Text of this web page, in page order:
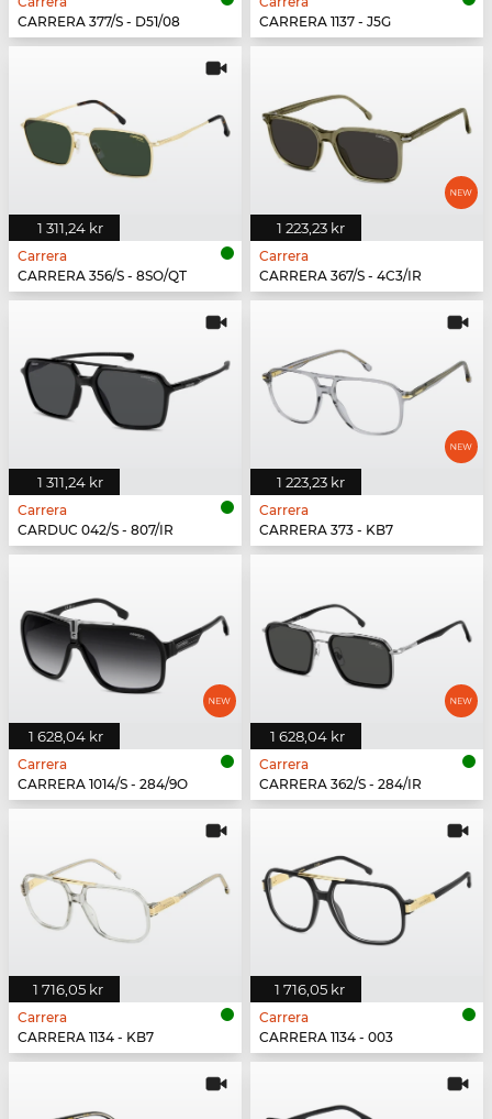
CARRERA 377/S - D51/08
CARRERA 1137 - J5G
1 311,24 kr
Carrera
CARRERA 356/S - 8SO/QT
1 223,23 kr
Carrera
CARRERA 367/S - 4C3/IR
1 311,24 kr
Carrera
CARDUC 042/S - 807/IR
1 223,23 kr
Carrera
CARRERA 373 - KB7
1 628,04 kr
Carrera
CARRERA 1014/S - 284/9O
1 628,04 kr
Carrera
CARRERA 362/S - 284/IR
1 716,05 kr
Carrera
CARRERA 1134 - KB7
1 716,05 kr
Carrera
CARRERA 1134 - 003